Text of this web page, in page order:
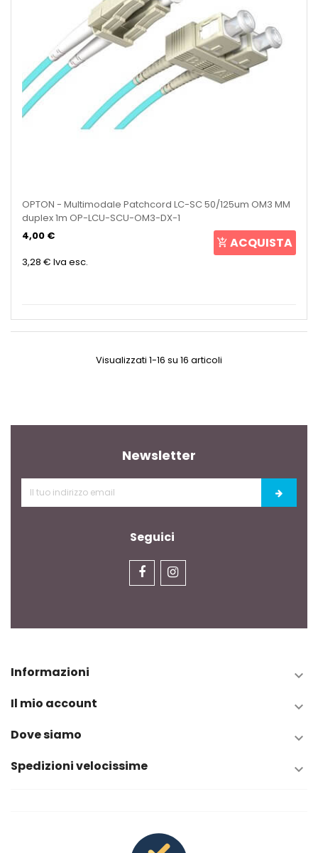
OPTON - Multimodale Patchcord LC-SC 50/125um OM3 MM
duplex 1m OP-LCU-SCU-OM3-DX-1
4,00 €
3,28 € Iva esc.
ACQUISTA
Visualizzati 1-16 su 16 articoli
Newsletter
Seguici
Informazioni 
Il mio account 
Dove siamo 
Spedizioni velocissime 